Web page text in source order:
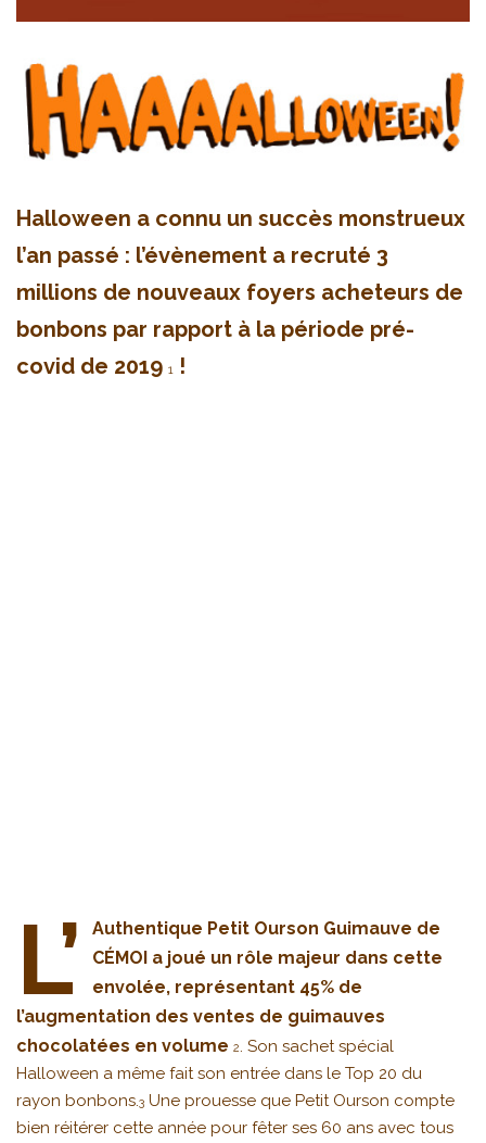
Halloween a connu un succès monstrueux
l’an passé : l’évènement a recruté 3
millions de nouveaux foyers acheteurs de
bonbons par rapport à la période pré-
covid de 2019 1 !
L’
Authentique Petit Ourson Guimauve de
CÉMOI a joué un rôle majeur dans cette
envolée, représentant 45% de
l’augmentation des ventes de guimauves
chocolatées en volume 2. Son sachet spécial
Halloween a même fait son entrée dans le Top 20 du
rayon bonbons.3 Une prouesse que Petit Ourson compte
bien réitérer cette année pour fêter ses 60 ans avec tous